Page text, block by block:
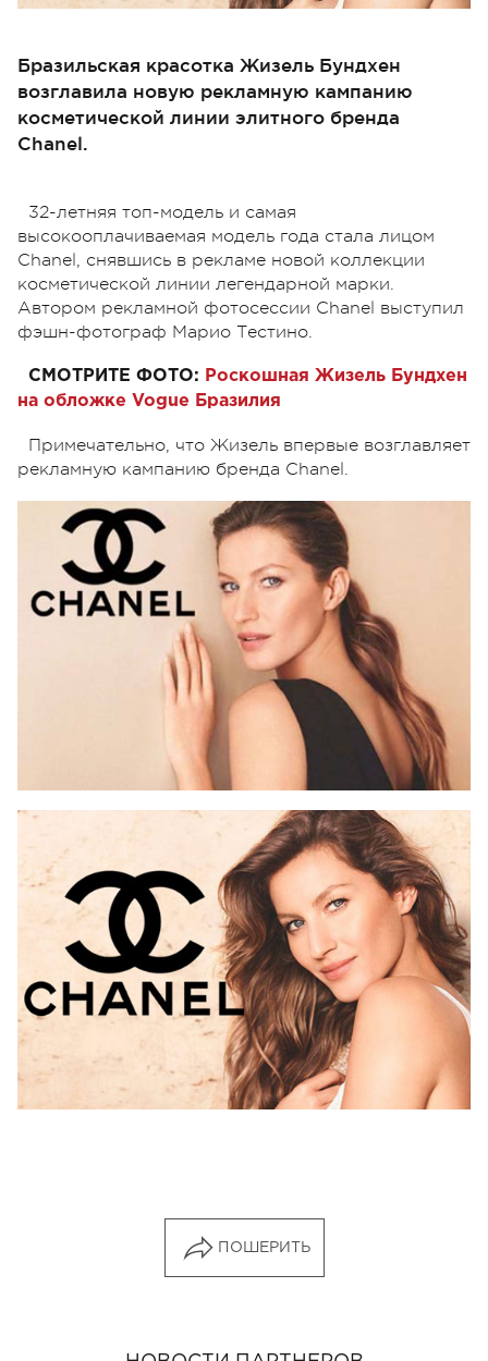
Бразильская красотка Жизель Бундхен
возглавила новую рекламную кампанию
косметической линии элитного бренда
Chanel.
32-летняя топ-модель и самая
высокооплачиваемая модель года стала лицом
Chanel, снявшись в рекламе новой коллекции
косметической линии легендарной марки.
Автором рекламной фотосессии Chanel выступил
фэшн-фотограф Марио Тестино.
СМОТРИТЕ ФОТО: Роскошная Жизель Бундхен
на обложке Vogue Бразилия
Примечательно, что Жизель впервые возглавляет
рекламную кампанию бренда Chanel.
ПОШЕРИТЬ